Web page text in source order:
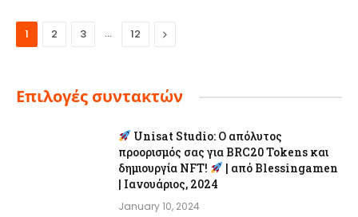
1 2 3 … 12 Next
Επιλογές συντακτών
Unisat Studio: Ο απόλυτος
προορισμός σας για BRC20 Tokens και
δημιουργία NFT!
| από Blessingamen
| Ιανουάριος, 2024
January 10, 2024